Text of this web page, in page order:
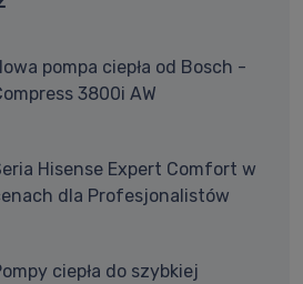
pompa ciepła od Bosch -
3800i AW
Hisense Expert Comfort w
dla Profesjonalistów
ciepła do szybkiej